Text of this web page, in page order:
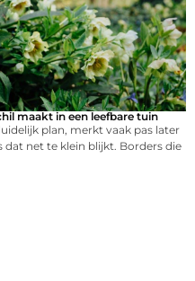
maakt in een leefbare tuin
plan, merkt vaak pas later
net te klein blijkt. Borders die